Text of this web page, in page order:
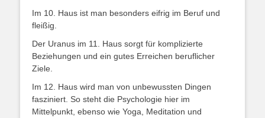
Im 10. Haus ist man besonders eifrig im Beruf und
fleißig.
Der Uranus im 11. Haus sorgt für komplizierte
Beziehungen und ein gutes Erreichen beruflicher
Ziele.
Im 12. Haus wird man von unbewussten Dingen
fasziniert. So steht die Psychologie hier im
Mittelpunkt, ebenso wie Yoga, Meditation und